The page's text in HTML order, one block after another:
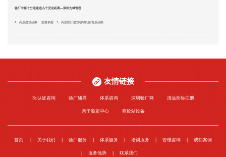
验厂中要十分注意这几个安全距离—深圳九域管理
1、高层建筑疏散： 主要依据：1、高层医疗建筑楼梯间的首层疏散...
友情链接
3c认证咨询 验厂辅导 体系咨询 深圳验厂网 清远商标注册
亲子鉴定中心 商砼站设备
首页 关于我们 验厂服务 体系服务 培训服务 管理咨询 成功案例
服务优势 联系我们